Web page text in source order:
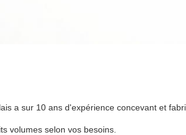
a sur 10 ans d'expérience concevant et
volumes selon vos besoins.